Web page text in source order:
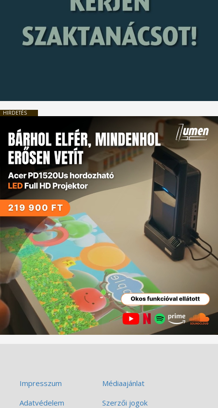
HIRDETÉS
Impresszum
Médiaajánlat
Adatvédelem
Szerzői jogok